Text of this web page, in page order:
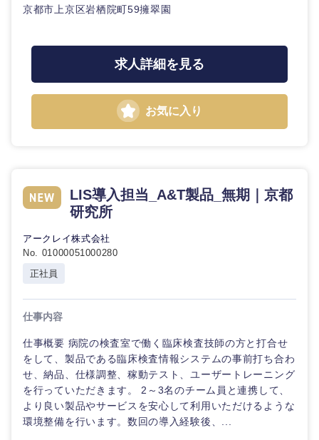
京都市上京区岩栖院町59擁翠園
求人詳細を見る
お気に入り
LIS導入担当_A&T製品_無期｜京都
研究所
アークレイ株式会社
No. 01000051000280
正社員
仕事内容
仕事概要 病院の検査室で働く臨床検査技師の方と打合せ
をして、製品である臨床検査情報システムの事前打ち合わ
せ、納品、仕様調整、稼動テスト、ユーザートレーニング
を行っていただきます。 2～3名のチーム員と連携して、
より良い製品やサービスを安心して利用いただけるような
環境整備を行います。数回の導入経験後、...